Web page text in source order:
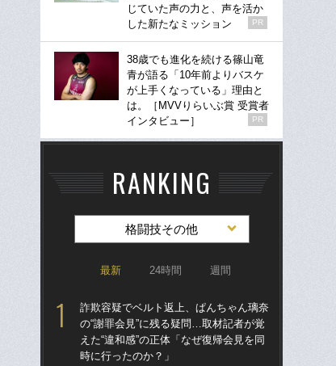
じていた声の力と、声を活か
した新たなミッション
PR
38歳でも進化を続ける篠山竜
青が語る「10年前よりバスケ
が上手くなっている」理由と
は。［MVVりらいぶ賞 受賞者
インタビュー］
PR
RANKING
格闘技その他
最新 24時間 週間
詐欺容疑でベルト返上、ぱんちゃん璃奈
の“謝罪会見”に残る疑問…取材記者が覚
えた“違和感”の正体「なぜ復帰会見を同
時に行ったのか？」